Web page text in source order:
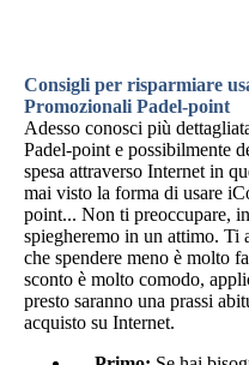
Consigli per risparmiare
Promozionali Padel-point
Adesso conosci più
Padel-point e possibilmente
spesa attraverso Internet in
mai visto la forma di usare
point... Non ti preoccupare,
spiegheremo in un attimo. Ti
che spendere meno è molto
sconto è molto comodo,
presto saranno una prassi
acquisto su Internet.